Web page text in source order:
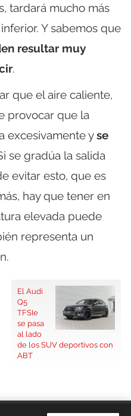
tardará mucho más
Y sabemos que
resultar muy
.
que el aire caliente,
provocar que la
excesivamente yse
se gradúa la salida
evitar esto, que es
hay que tener en
elevada puede
representa un
El Audi
Q5
TFSIe
se pasa
al lado
de los SUV deportivos con
ABT